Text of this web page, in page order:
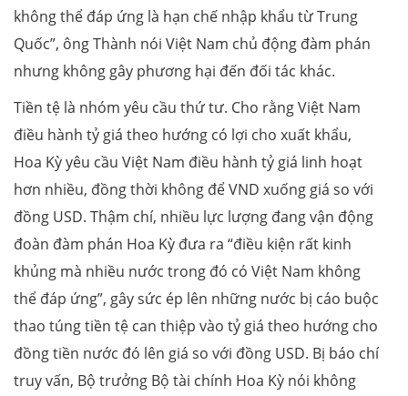
không thể đáp ứng là hạn chế nhập khẩu từ Trung
Quốc”, ông Thành nói Việt Nam chủ động đàm phán
nhưng không gây phương hại đến đối tác khác.
Tiền tệ là nhóm yêu cầu thứ tư. Cho rằng Việt Nam
điều hành tỷ giá theo hướng có lợi cho xuất khẩu,
Hoa Kỳ yêu cầu Việt Nam điều hành tỷ giá linh hoạt
hơn nhiều, đồng thời không để VND xuống giá so với
đồng USD. Thậm chí, nhiều lực lượng đang vận động
đoàn đàm phán Hoa Kỳ đưa ra “điều kiện rất kinh
khủng mà nhiều nước trong đó có Việt Nam không
thể đáp ứng”, gây sức ép lên những nước bị cáo buộc
thao túng tiền tệ can thiệp vào tỷ giá theo hướng cho
đồng tiền nước đó lên giá so với đồng USD. Bị báo chí
truy vấn, Bộ trưởng Bộ tài chính Hoa Kỳ nói không